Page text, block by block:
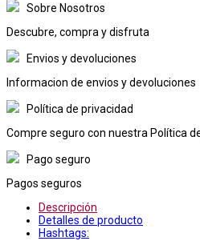
Sobre Nosotros
Descubre, compra y disfruta
Envios y devoluciones
Informacion de envios y devoluciones
Política de privacidad
Compre seguro con nuestra Política
Pago seguro
Pagos seguros
Descripción
Detalles de producto
Hashtags: